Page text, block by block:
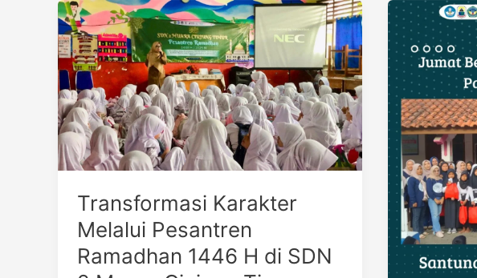
Transformasi Karakter
Melalui Pesantren
Ramadhan 1446 H di SDN
Transformasi
Karakter
Melalui
Pesantren
Ramadhan
1446
H
di
2
Muara
Ciujung
Timur
Menyambut
Ramadhan
1446
H:
SDN
2
Muara
Ciujung
Timur
Gelar
Kultum
Spesial
dan